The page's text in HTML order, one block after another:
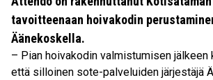
tavoitteenaan hoivakodin
Äänekoskella.
– Pian hoivakodin valmistumisen
että silloinen sote-palveluiden järjestäjä